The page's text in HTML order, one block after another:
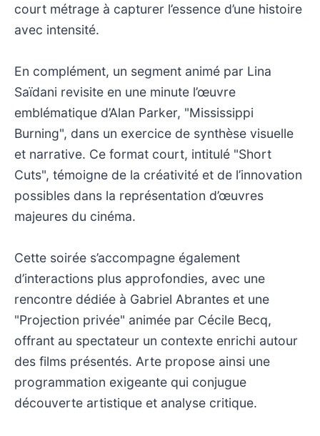
court métrage à capturer l’essence d’une histoire
avec intensité.
En complément, un segment animé par Lina
Saïdani revisite en une minute l’œuvre
emblématique d’Alan Parker, "Mississippi
Burning", dans un exercice de synthèse visuelle
et narrative. Ce format court, intitulé "Short
Cuts", témoigne de la créativité et de l’innovation
possibles dans la représentation d’œuvres
majeures du cinéma.
Cette soirée s’accompagne également
d’interactions plus approfondies, avec une
rencontre dédiée à Gabriel Abrantes et une
"Projection privée" animée par Cécile Becq,
offrant au spectateur un contexte enrichi autour
des films présentés. Arte propose ainsi une
programmation exigeante qui conjugue
découverte artistique et analyse critique.